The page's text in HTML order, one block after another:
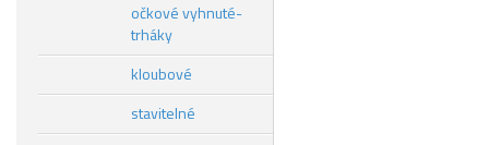
očkové vyhnuté-
trháky
kloubové
stavitelné